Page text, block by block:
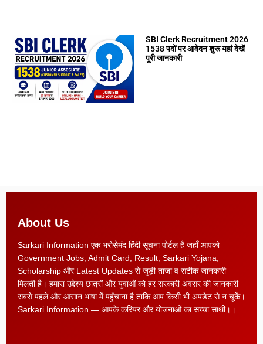
SBI Clerk Recruitment 2026
1538 पदों पर आवेदन शुरू यहां देखें
पूरी जानकारी
About Us
Sarkari Information एक भरोसेमंद हिंदी सूचना पोर्टल है जहाँ आपको
Government Jobs, Admit Card, Result, Sarkari Yojana,
Scholarship और Latest Updates से जुड़ी ताज़ा व सटीक जानकारी
मिलती है। हमारा उद्देश्य छात्रों और युवाओं को हर सरकारी अवसर की जानकारी
सबसे पहले और आसान भाषा में पहुँचाना है ताकि आप किसी भी अपडेट से न चूकें।
Sarkari Information — आपके करियर और योजनाओं का सच्चा साथी।।